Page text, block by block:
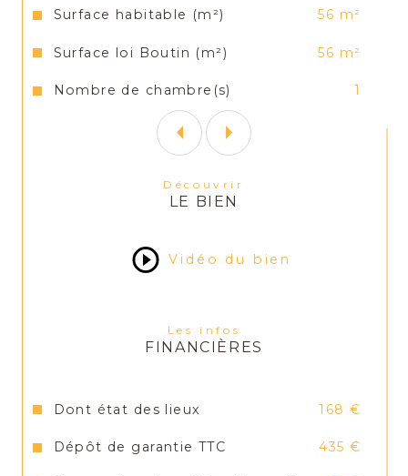
Surface habitable (m²) 56 m²
Surface loi Boutin (m²) 56 m²
Nombre de chambre(s) 1
Frais d'agence : 435 €
Une vidéo de l'appartement est
Pour plus de renseignements veuillez
contacter au 03.83.17.22.92 ou par mail à
contact@versus-immobilier.com
Découvrir
LE BIEN
Vidéo du bien
Les infos
FINANCIÈRES
Dont état des lieux 168 €
Dépôt de garantie TTC 435 €